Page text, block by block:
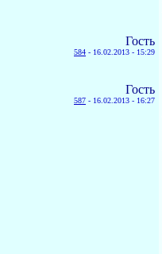
Гость
584 - 16.02.2013 - 15:29
Гость
587 - 16.02.2013 - 16:27